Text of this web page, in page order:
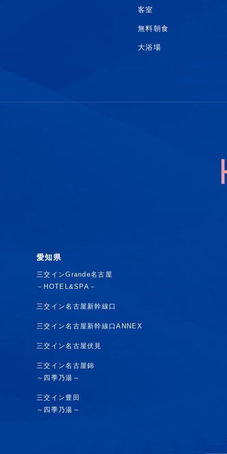
客室
無料朝食
大浴場
愛知県
三交インGrande名古屋
－HOTEL&SPA－
三交イン名古屋新幹線口
三交イン名古屋新幹線口ANNEX
三交イン名古屋伏見
三交イン名古屋錦
～四季乃湯～
三交イン豊田
～四季乃湯～